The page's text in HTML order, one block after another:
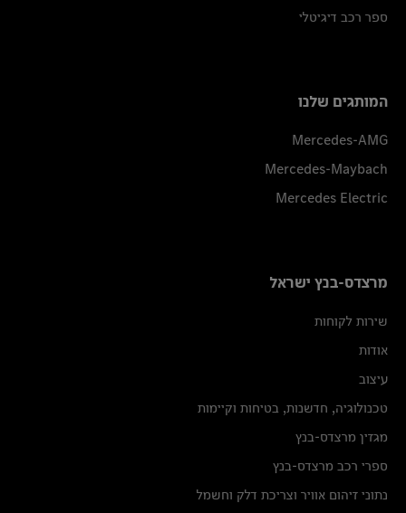
ספר רכב דיגיטלי
המותגים שלנו
Mercedes-AMG
Mercedes-Maybach
Mercedes Electric
מרצדס-בנץ ישראל
שירות לקוחות
אודות
עיצוב
טכנולוגיה, חדשנות, בטיחות וקיימות
מגזין מרצדס-בנץ
ספרי רכב מרצדס-בנץ
נתוני זיהום אוויר וצריכת דלק וחשמל